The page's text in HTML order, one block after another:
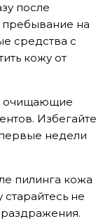
после
пребывание на
средства с
кожу от
очищающие
Избегайте
недели
пилинга кожа
не
раздражения.